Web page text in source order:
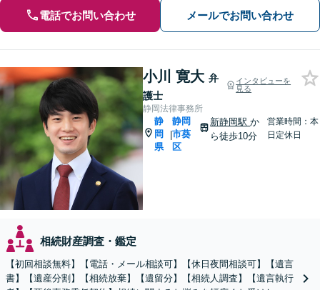
電話でお問い合わせ メールでお問い合わせ
小川 寛大 弁
護士
インタビューを
見る
静岡法律事務所
静
岡
県
|
静岡
市葵
区
新静岡駅か
ら徒歩10分
営業時間：本
日定休日
相続財産調査・鑑定
【初回相談無料】【電話・メール相談可】【休日夜間相談可】【遺言
書】【遺産分割】【相続放棄】【遺留分】【相続人調査】【遺言執行